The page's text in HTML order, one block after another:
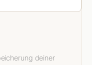
deiner